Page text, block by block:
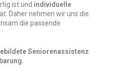
ist und individuelle
Daher nehmen wir uns die
die passende
Seniorenassistenz